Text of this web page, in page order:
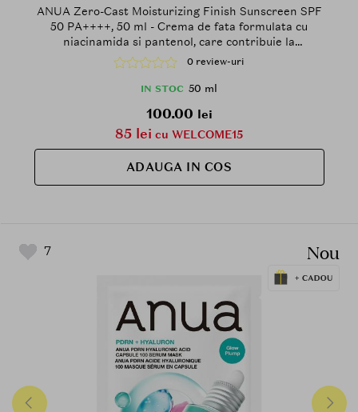
ANUA Zero-Cast Moisturizing Finish Sunscreen SPF
50 PA++++, 50 ml - Crema de fata formulata cu
niacinamida si pantenol, care contribuie la
protejarea pielii impotriva radiatiilor UVA si UVB si
la mentinerea confortului cutanat, Daily
0 review-uri
IN STOC 50 ml
100.00 lei
85 lei cu WELCOME15
ADAUGA IN COS
7 Nou